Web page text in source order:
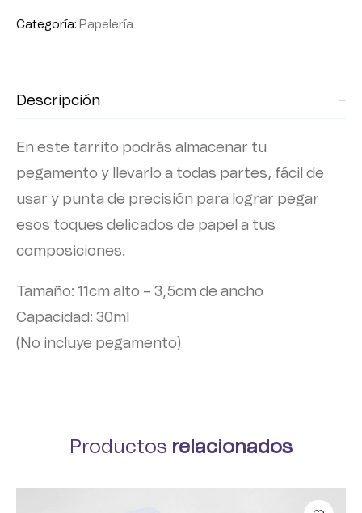
Categoría: Papelería
Descripción
En este tarrito podrás almacenar tu
pegamento y llevarlo a todas partes, fácil de
usar y punta de precisión para lograr pegar
esos toques delicados de papel a tus
composiciones.
Tamaño: 11cm alto – 3,5cm de ancho
Capacidad: 30ml
(No incluye pegamento)
Productos relacionados